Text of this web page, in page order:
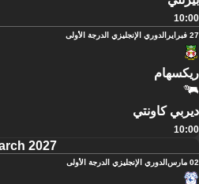
10:00
27 فبراير الدوري الإنجليزي الدرجة الأولى
ريكسهام
ديربي كاونتي
10:00
2027
02 مارس الدوري الإنجليزي الدرجة الأولى